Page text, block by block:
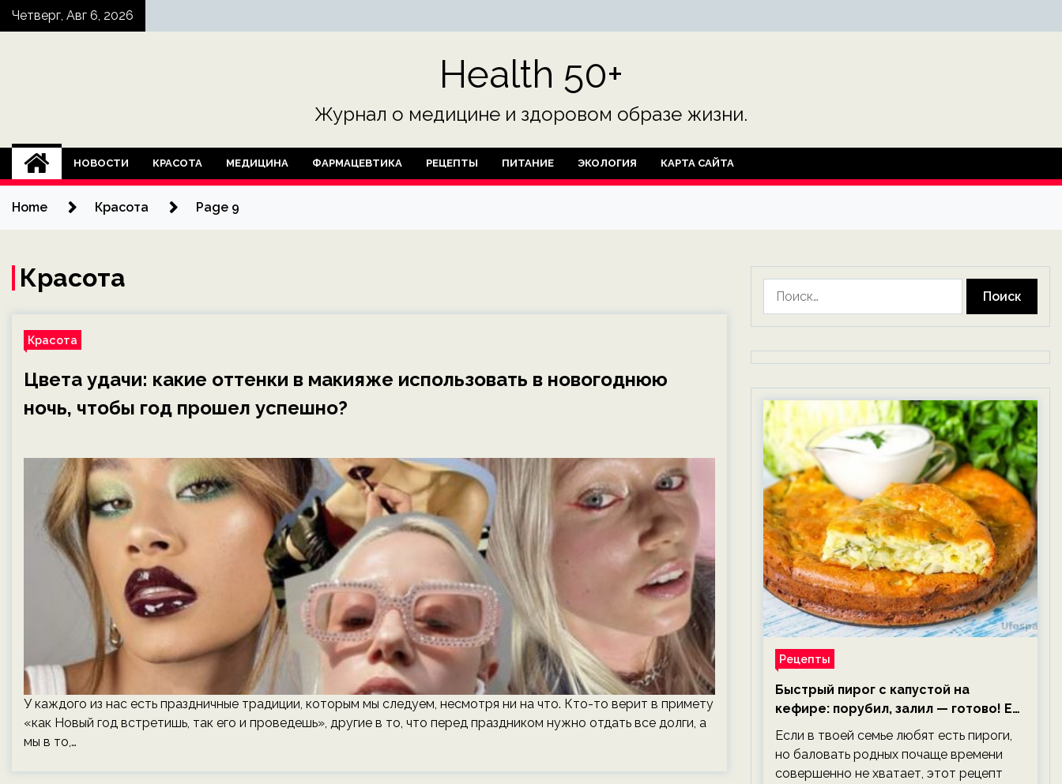
SkipЧетверг, Авг 6, 2026
Health 50+
Журнал о медицине и здоровом образе жизни.
НОВОСТИ КРАСОТА МЕДИЦИНА ФАРМАЦЕВТИКА РЕЦЕПТЫ ПИТАНИЕ ЭКОЛОГИЯ КАРТА САЙТА
Home Красота Page 9
Красота
Красота
Цвета удачи: какие оттенки в макияже использовать в новогоднюю
ночь, чтобы год прошел успешно?
У каждого из нас есть праздничные традиции, которым мы следуем, несмотря ни на что. Кто-то верит в примету
«как Новый год встретишь, так его и проведешь», другие в то, что перед праздником нужно отдать все долги, а
мы в то,…
Рецепты
Быстрый пирог с капустой на
кефире: порубил, залил — готово! Ем,
не тревожась о фигуре!
Если в твоей семье любят есть пироги,
но баловать родных почаще времени
совершенно не хватает, этот рецепт